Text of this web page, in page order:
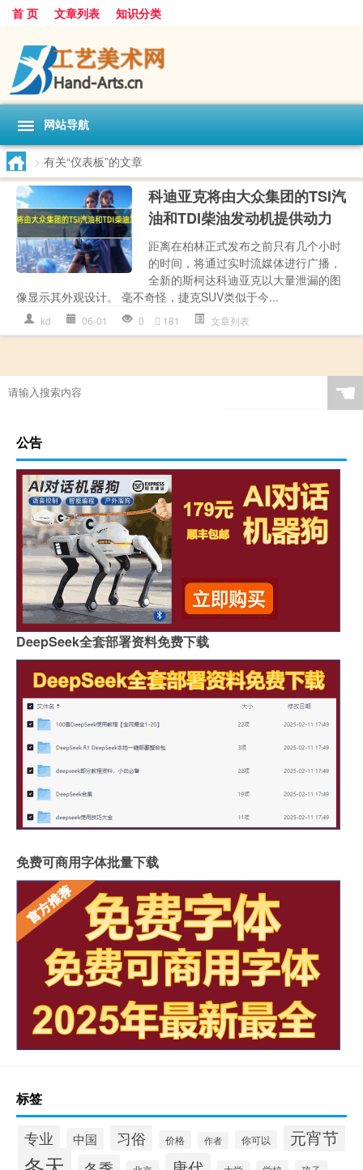
首 页 文章列表 知识分类
网站导航
> 有关“仪表板”的文章
科迪亚克将由大众集团的TSI汽
油和TDI柴油发动机提供动力
距离在柏林正式发布之前只有几个小时
的时间，将通过实时流媒体进行广播，
全新的斯柯达科迪亚克以大量泄漏的图
像显示其外观设计。 毫不奇怪，捷克SUV类似于今...
kd 06-01 0 181 文章列表
☚
公告
DeepSeek全套部署资料免费下载
免费可商用字体批量下载
标签
专业 中国 习俗 价格 作者 你可以 元宵节